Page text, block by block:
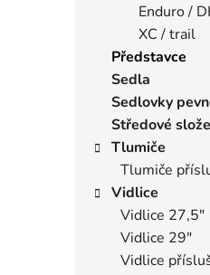
Enduro /
XC / trail
Představce
Sedla
Sedlovky
Středové
Tlumiče
Tlumiče
Vidlice
Vidlice 27,5"
Vidlice 29"
Vidlice